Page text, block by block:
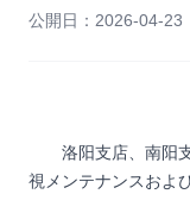
公開日： 2026-04-23
洛阳支店、南阳
視メンテナンスおよ